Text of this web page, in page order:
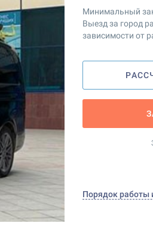
Минимальный
Выезд за город
зависимости от
Порядок работы